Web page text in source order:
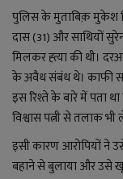
जोक्स
सोशल मीडिया
Gallery
पुलिस के मुताबिक़ मुकेश
दास (31) और साथियों
मिलकर ह्त्या की थी।
के अवैध संबंध थे। काफी
इस रिश्ते के बारे में पता
विश्वास पत्नी से तलाक भी
इसी कारण आरोपियों ने
बहाने से बुलाया और उसे